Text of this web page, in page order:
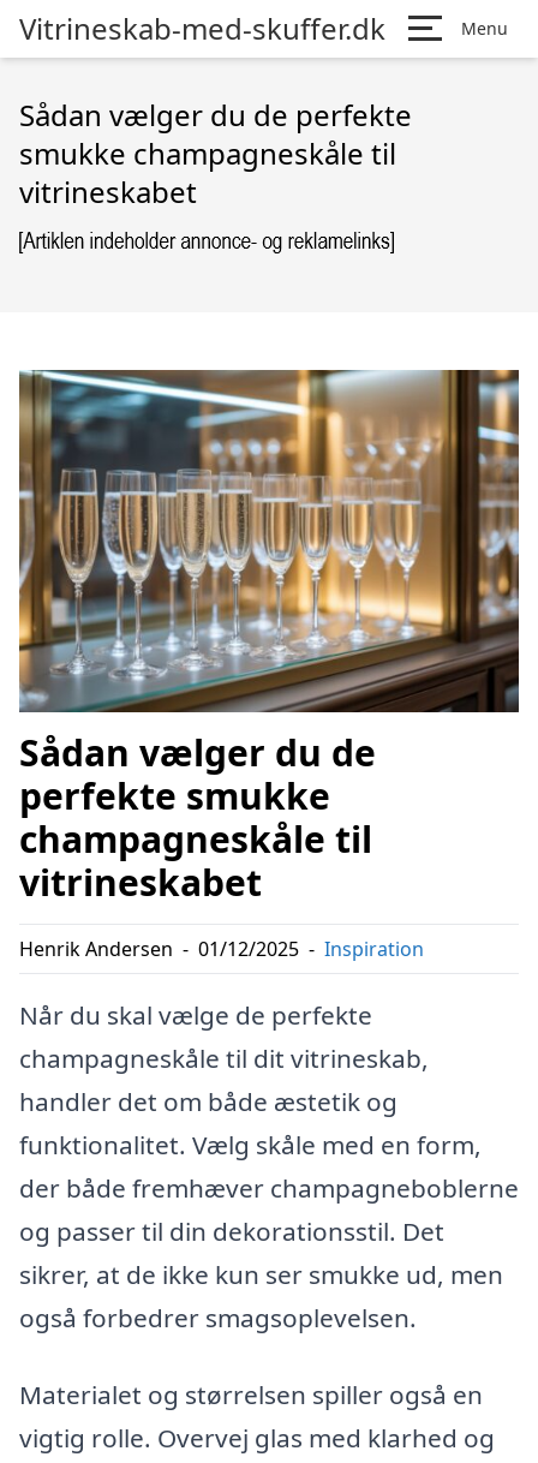
Vitrineskab-med-skuffer.dk Menu
Sådan vælger du de perfekte
smukke champagneskåle til
vitrineskabet
Sådan vælger du de
perfekte smukke
champagneskåle til
vitrineskabet
Henrik Andersen - 01/12/2025 - Inspiration
Når du skal vælge de perfekte
champagneskåle til dit vitrineskab,
handler det om både æstetik og
funktionalitet. Vælg skåle med en form,
der både fremhæver champagneboblerne
og passer til din dekorationsstil. Det
sikrer, at de ikke kun ser smukke ud, men
også forbedrer smagsoplevelsen.
Materialet og størrelsen spiller også en
vigtig rolle. Overvej glas med klarhed og